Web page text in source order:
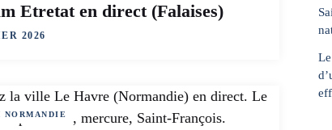
Etretat en direct (Falaises)
2026
NORMANDIE